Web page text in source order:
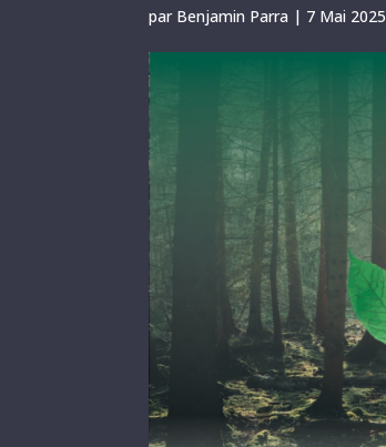
par Benjamin Parra | 7 Mai 2025